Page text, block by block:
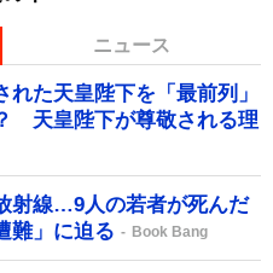
ニュース
た天皇陛下を「最前列」
天皇陛下が尊敬される理
射線…9人の若者が死んだ
難」に迫る
Book Bang